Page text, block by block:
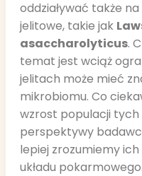
oddziaływać także
jelitowe, takie jak
asaccharolyticus.
temat jest wciąż
jelitach może mieć
mikrobiomu. Co
wzrost populacji
perspektywy
lepiej zrozumiemy
układu